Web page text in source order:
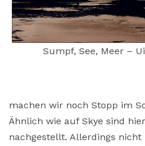
Sumpf, See, Meer –
machen wir noch Stopp im
Ähnlich wie auf Skye sind
nachgestellt. Allerdings nicht